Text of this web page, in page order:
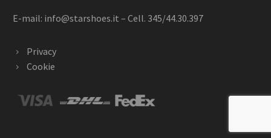
E-mail: info@starshoes.it – Cell. 345/44.30.397
Privacy
Cookie